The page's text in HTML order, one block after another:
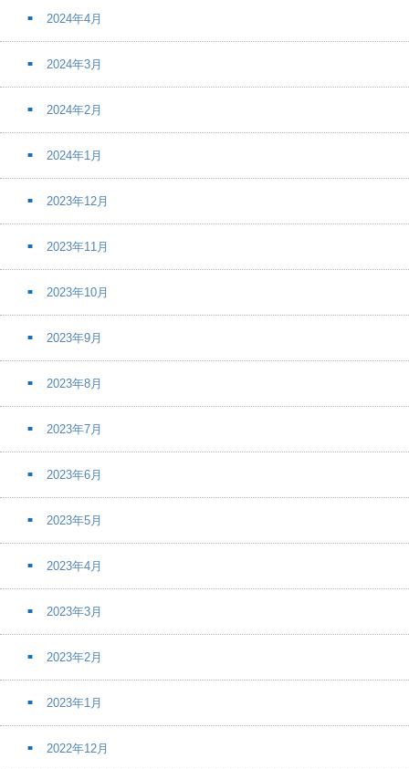
2024年4月
2024年3月
2024年2月
2024年1月
2023年12月
2023年11月
2023年10月
2023年9月
2023年8月
2023年7月
2023年6月
2023年5月
2023年4月
2023年3月
2023年2月
2023年1月
2022年12月